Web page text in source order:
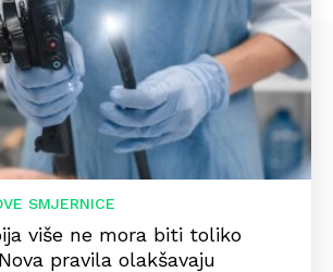
SMJERNICE
više ne mora biti toliko
pravila olakšavaju